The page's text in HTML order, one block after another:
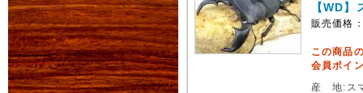
【WD
販売価格
この商品
会員ポイ
産 地:ス